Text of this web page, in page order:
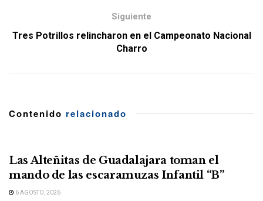
Siguiente
Tres Potrillos relincharon en el Campeonato Nacional
Charro
Contenido relacionado
Las Alteñitas de Guadalajara toman el
mando de las escaramuzas Infantil “B”
6 AGOSTO, 2026